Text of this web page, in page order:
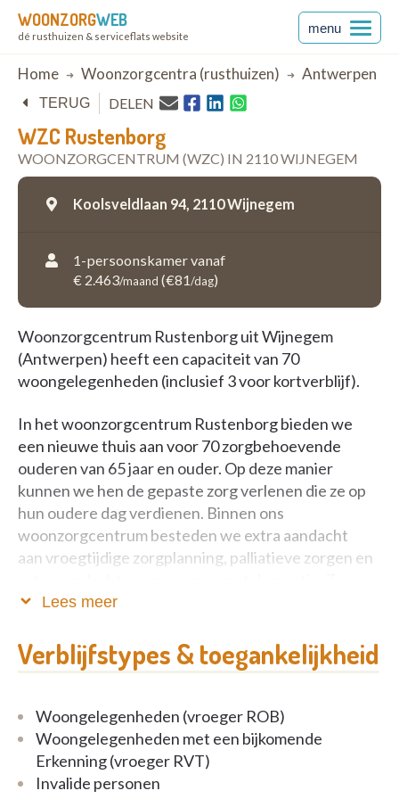
WOONZORGWEB
dé rusthuizen & serviceflats website
menu
Breadcrumb
Home Woonzorgcentra (rusthuizen) Antwerpen
WZC Rustenborg
WOONZORGCENTRUM (WZC) IN 2110 WIJNEGEM
TERUG DELEN
Koolsveldlaan 94, 2110 Wijnegem
1-persoonskamer vanaf
€ 2.463/maand (€81/dag)
Woonzorgcentrum Rustenborg uit Wijnegem
(Antwerpen) heeft een capaciteit van 70
woongelegenheden (inclusief 3 voor kortverblijf).
In het woonzorgcentrum Rustenborg bieden we
een nieuwe thuis aan voor 70 zorgbehoevende
ouderen van 65 jaar en ouder. Op deze manier
kunnen we hen de gepaste zorg verlenen die ze op
hun oudere dag verdienen. Binnen ons
woonzorgcentrum besteden we extra aandacht
aan vroegtijdige zorgplanning, palliatieve zorgen en
kunnen ook personen met zeer zware
activiteiten die we voorzien zijn in de mate van het
mogelijke aangepast aan de interesses en het
We streven ernaar dat de bewoners zich veilig en
geborgen voelen. We beschouwen het ook als ons
doel om aandacht te schenken aan privacy, respect,
Lees meer
Verblijfstypes & toegankelijkheid
Woongelegenheden (vroeger ROB)
Woongelegenheden met een bijkomende
Erkenning (vroeger RVT)
Invalide personen